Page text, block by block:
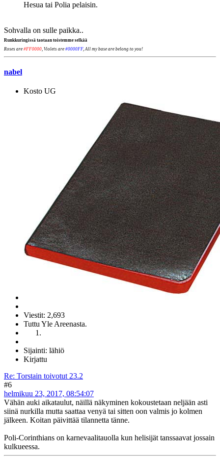
Hesua tai Polia pelaisin.
Sohvalla on sulle paikka..
Runkkuringissä taotaan toistemme selkää
Roses are #FF0000 , Violets are #0000FF, All my base are belong to you!
nabel
Kosto UG
Viestit: 2,693
Tuttu Yle Areenasta.
Sijainti: lähiö
Kirjattu
Re: Torstain toivotut 23.2
#6
helmikuu 23, 2017, 08:54:07
Vähän auki aikataulut, näillä näkyminen kokoustetaan neljään asti
siinä nurkilla mutta saattaa venyä tai sitten oon valmis jo kolmen
jälkeen. Koitan päivittää tilannetta tänne.
Poli-Corinthians on karnevaalitauolla kun helisijät tanssaavat jossain
kulkueessa.